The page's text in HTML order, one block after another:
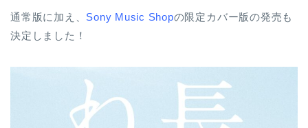
通常版に加え、 Sony Music Shopの限定カバー版の発売も
決定しました！